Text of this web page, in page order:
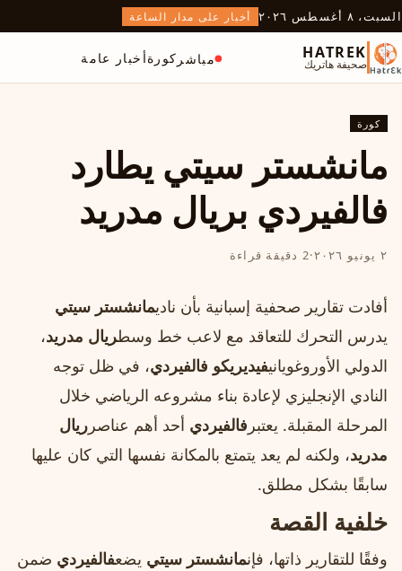
السبت، ٨ أغسطس ٢٠٢٦ أخبار على مدار الساعة
HATREK
صحيفة هاتريك مباشر كورةأخبار عامة
كورة
مانشستر سيتي يطارد
فالفيردي بريال مدريد
٢ يونيو ٢٠٢٦ ·2 دقيقة قراءة
أفادت تقارير صحفية إسبانية بأن ناديمانشستر سيتي
يدرس التحرك للتعاقد مع لاعب خط وسطريال مدريد،
الدولي الأوروغويانيفيديريكو فالفيردي، في ظل توجه
النادي الإنجليزي لإعادة بناء مشروعه الرياضي خلال
المرحلة المقبلة. يعتبر فالفيردي أحد أهم عناصر ريال
مدريد، ولكنه لم يعد يتمتع بالمكانة نفسها التي كان عليها
سابقًا بشكل مطلق.
خلفية القصة
وفقًا للتقارير ذاتها، فإنمانشستر سيتي يضعفالفيردي ضمن